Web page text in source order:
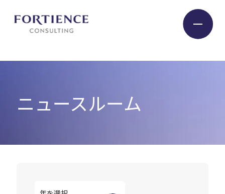
Expert
ニュースルーム